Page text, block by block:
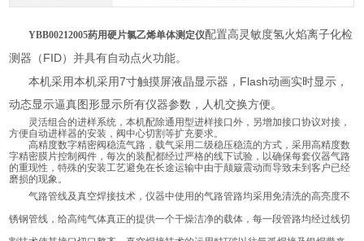
YBB00212005药用硬片氯乙烯单体测定仪配置高灵敏度氢火焰离子化检
测器（ FID）并具有自动点火功能。
本机采用本机采用7寸触摸屏液晶显示器， Flash动画实时显示，
动态显示逼真图形显示所有仪器参数，人机交换方便。
灵活组合的进样系统，本机配除通用型进样接口外，另增加接口协议对接，
方便自动进样器的安装，阀中心切割等扩充要求。
高精度数字精密阀稳流气路，载气采用二级稳压稳流的方式，采用高精度数
字精密膜片控制阀件，每次的装配都经过严格的线下试验，以确保每套仪器气路
的重现性，特殊的安装工艺避免在长途运输中由于颠簸震动而导致未到客户已经
磨损的现象。
气路管线及真空焊接技术，仪器中使用的气路管路均采用免清洗的高亮度不
锈钢管线，给高纯气体真正的提供一个干燥洁净的载体，每一段管路均经过线切